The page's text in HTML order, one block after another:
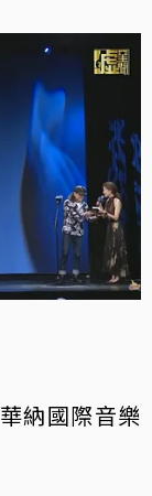
納國際音樂